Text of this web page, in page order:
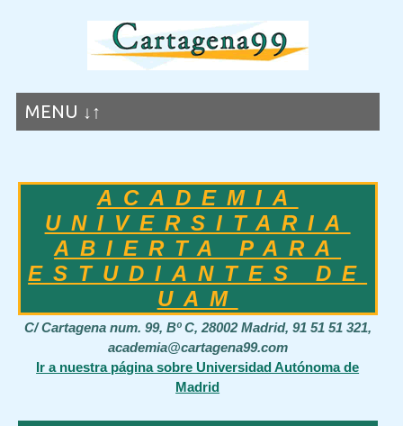
MENU ↓↑
ACADEMIA
UNIVERSITARIA
ABIERTA PARA
ESTUDIANTES DE
UAM
C/ Cartagena num. 99, Bº C, 28002 Madrid, 91 51 51 321,
academia@cartagena99.com
Ir a nuestra página sobre Universidad Autónoma de
Madrid